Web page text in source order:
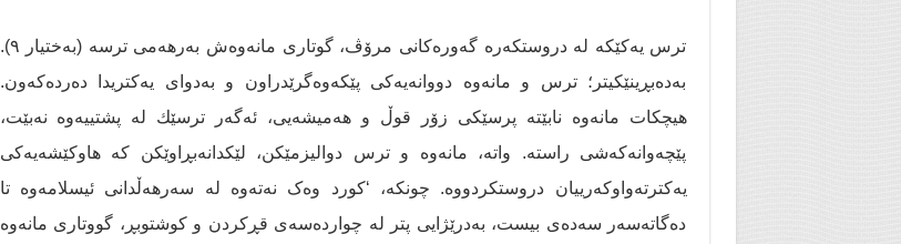
ترس یەكێكە لە دروستكەرە گەورەكانی مرۆڤ، گوتاری مانەوەش بەرهەمی ترسە (بەختیار ٩).
بەدەبڕینێکیتر؛ ترس و مانەوە دووانەیەكی پێكەوەگرێدراون و بەدوای یەكتریدا دەردەكەون.
هیچكات مانەوە نابێتە پرسێكی زۆر قوڵ و هەمیشەیی، ئەگەر ترسێك لە پشتییەوە نەبێت،
پێچەوانەکەشی راستە. واتە، مانەوە و ترس دوالیزمێکن، لێکدانەبڕاوێکن کە هاوکێشەیەکی
یەکترتەواوکەرییان دروستکردووە. چونکە، ‘کورد وەک نەتەوە لە سەرهەڵدانی ئیسلامەوە تا
دەگاتەسەر سەدەی بیست، بەدرێژایی پتر لە چواردەسەی قڕکردن و کوشتوبڕ، گووتاری مانەوە